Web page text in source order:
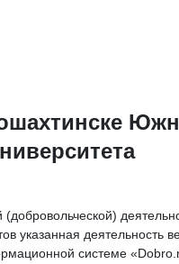
указанная деятельность
системе